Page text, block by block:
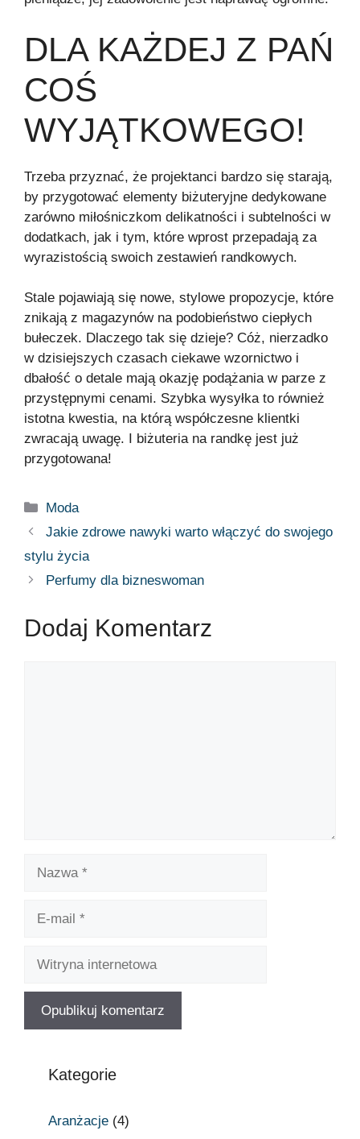
DLA KAŻDEJ Z PAŃ
COŚ
WYJĄTKOWEGO!
Trzeba przyznać, że projektanci bardzo się starają,
by przygotować elementy biżuteryjne dedykowane
zarówno miłośniczkom delikatności i subtelności w
dodatkach, jak i tym, które wprost przepadają za
wyrazistością swoich zestawień randkowych.
Stale pojawiają się nowe, stylowe propozycje, które
znikają z magazynów na podobieństwo ciepłych
bułeczek. Dlaczego tak się dzieje? Cóż, nierzadko
w dzisiejszych czasach ciekawe wzornictwo i
dbałość o detale mają okazję podążania w parze z
przystępnymi cenami. Szybka wysyłka to również
istotna kwestia, na którą współczesne klientki
zwracają uwagę. I biżuteria na randkę jest już
przygotowana!
Moda
Jakie zdrowe nawyki warto włączyć do swojego
stylu życia
Perfumy dla bizneswoman
Dodaj Komentarz
Kategorie
Aranżacje (4)